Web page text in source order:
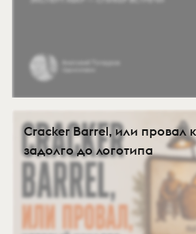
Cracker Barrel, или провал
задолго до логотипа